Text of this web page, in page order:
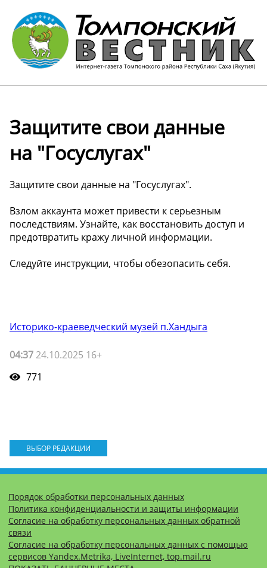
Защитите свои данные
на "Госуслугах"
Защитите свои данные на "Госуслугах".
Взлом аккаунта может привести к серьезным
последствиям. Узнайте, как восстановить доступ и
предотвратить кражу личной информации.
Следуйте инструкции, чтобы обезопасить себя.
Историко-краеведческий музей п.Хандыга
04:37 24.10.2025 16+
771
ВЫБОР РЕДАКЦИИ
Порядок обработки персональных данных
Политика конфиденциальности и защиты информации
Согласие на обработку персональных данных обратной
связи
Согласие на обработку персональных данных с помощью
сервисов Yandex.Metrika, LiveInternet, top.mail.ru